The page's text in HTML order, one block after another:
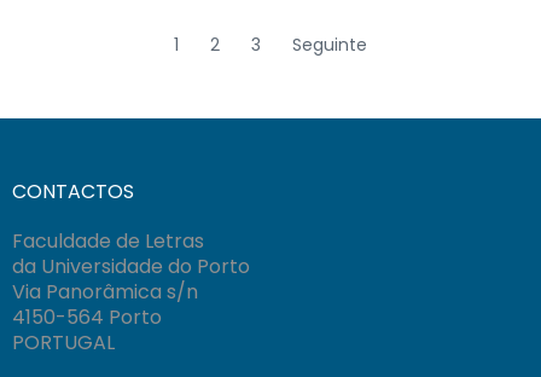
1 2 3 Seguinte
CONTACTOS
Faculdade de Letras
da Universidade do Porto
Via Panorâmica s/n
4150-564 Porto
PORTUGAL